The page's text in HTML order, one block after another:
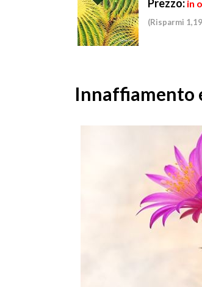
Prezzo: in
(Risparmi
Innaffiamento